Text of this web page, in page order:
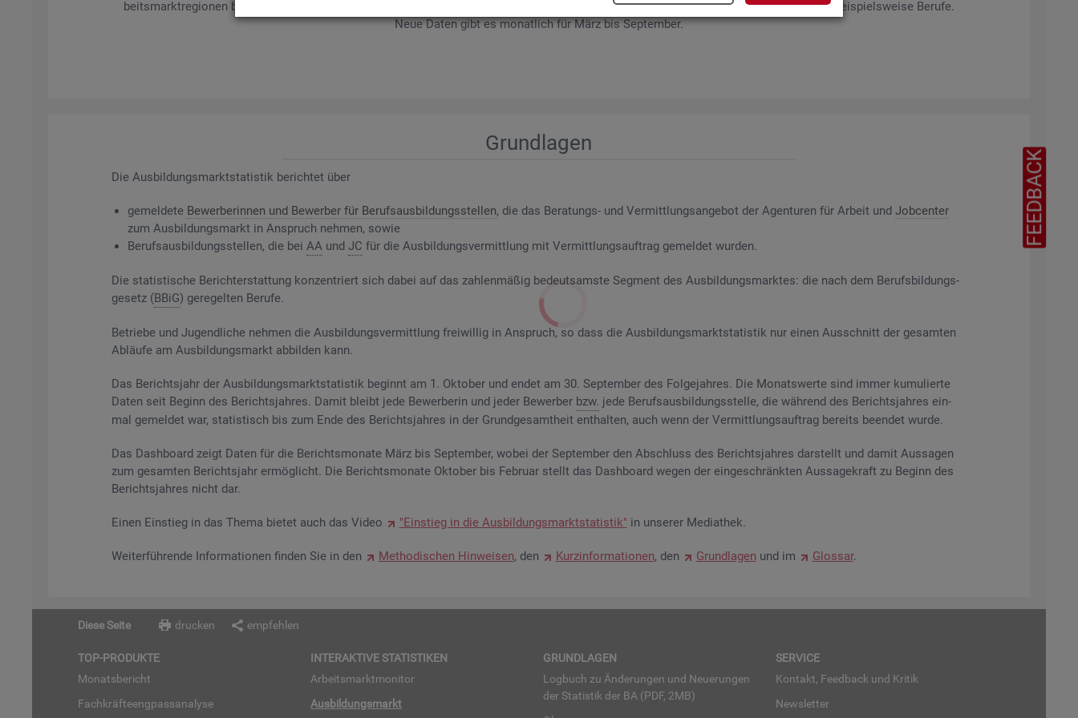
beits­markt­re­gio­nen bil­det es ge­mel­de­te Be­wer­be­rin­nen und Be­wer­ber sowie Be­rufs­aus­bil­dungs­stel­len nach ge­frag­ten Merk­ma­len ab, bei­spiels­wei­se Be­ru­fe.
Neue Daten gibt es mo­nat­lich für März bis Sep­tem­ber.
Grund­la­gen
Die Aus­bil­dungs­markt­sta­tis­tik be­rich­tet über
ge­mel­de­te Be­wer­be­rin­nen und Be­wer­ber für Be­rufs­aus­bil­dungs­stel­len, die das Be­ra­tungs- und Ver­mitt­lungs­an­ge­bot der Agen­tu­ren für Ar­beit und Job­cen­ter
zum Aus­bil­dungs­markt in An­spruch neh­men, sowie
Be­rufs­aus­bil­dungs­stel­len, die bei AAund JC für die Aus­bil­dungs­ver­mitt­lung mit Ver­mitt­lungs­auf­trag ge­mel­det wur­den.
Die sta­tis­ti­sche Be­richt­erstat­tung kon­zen­triert sich dabei auf das zah­len­mä­ßig be­deut­sams­te Seg­ment des Aus­bil­dungs­mark­tes: die nach dem Be­rufs­bil­dungs­
ge­setz (BBiG) ge­re­gel­ten Be­ru­fe.
Be­trie­be und Ju­gend­li­che neh­men die Aus­bil­dungs­ver­mitt­lung frei­wil­lig in An­spruch, so dass die Aus­bil­dungs­markt­sta­tis­tik nur einen Aus­schnitt der ge­sam­ten
Ab­läu­fe am Aus­bil­dungs­markt ab­bil­den kann.
Das Be­richts­jahr der Aus­bil­dungs­markt­sta­tis­tik be­ginnt am 1. Ok­to­ber und endet am 30. Sep­tem­ber des Fol­ge­jah­res. Die Mo­nats­wer­te sind immer ku­mu­lier­te
Daten seit Be­ginn des Be­richts­jah­res. Damit bleibt jede Be­wer­be­rin und jeder Be­wer­ber bzw. jede Be­rufs­aus­bil­dungs­stel­le, die wäh­rend des Be­richts­jah­res ein­
mal ge­mel­det war, sta­tis­tisch bis zum Ende des Be­richts­jah­res in der Grund­ge­samt­heit ent­hal­ten, auch wenn der Ver­mitt­lungs­auf­trag be­reits be­en­det wurde.
Das Da­sh­board zeigt Daten für die Be­richts­mo­na­te März bis Sep­tem­ber, wobei der Sep­tem­ber den Ab­schluss des Be­richts­jah­res dar­stellt und damit Aus­sa­gen
zum ge­sam­ten Be­richts­jahr er­mög­licht. Die Be­richts­mo­na­te Ok­to­ber bis Fe­bru­ar stellt das Da­sh­board wegen der ein­ge­schränk­ten Aus­sa­ge­kraft zu Be­ginn des
Be­richts­jah­res nicht dar.
Einen Ein­stieg in das Thema bie­tet auch das Video "Ein­stieg in die Aus­bil­dungs­markt­sta­tis­tik" in un­se­rer Me­dia­thek.
Wei­ter­füh­ren­de In­for­ma­tio­nen fin­den Sie in den Me­tho­di­schen Hin­wei­sen, den Kurz­in­for­ma­tio­nen, den Grund­la­gen und im Glos­sar.
FEEDBACK
Diese Seite drucken empfehlen
TOP-PRO­DUK­TE
Mo­nats­be­richt
Fach­kräf­te­eng­pass­ana­ly­se
IN­TER­AK­TI­VE STA­TIS­TI­KEN
Ar­beits­markt­mo­ni­tor
Aus­bil­dungs­markt
GRUND­LA­GEN
Log­buch zu Än­de­run­gen und Neue­run­gen
der Sta­tis­tik der BA (PDF, 2MB)
SER­VICE
Kon­takt, Feed­back und Kri­tik
News­let­ter